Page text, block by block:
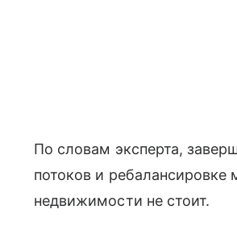
По словам эксперта,
потоков и
недвижимости не стоит.